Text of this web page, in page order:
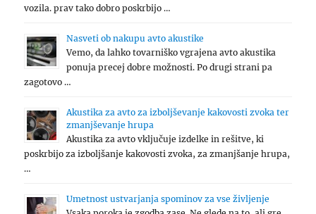
vozila. prav tako dobro poskrbijo …
Nasveti ob nakupu avto akustike
Vemo, da lahko tovarniško vgrajena avto akustika
ponuja precej dobre možnosti. Po drugi strani pa
zagotovo …
Akustika za avto za izboljševanje kakovosti zvoka ter
zmanjševanje hrupa
Akustika za avto vključuje izdelke in rešitve, ki
poskrbijo za izboljšanje kakovosti zvoka, za zmanjšanje hrupa,
…
Umetnost ustvarjanja spominov za vse življenje